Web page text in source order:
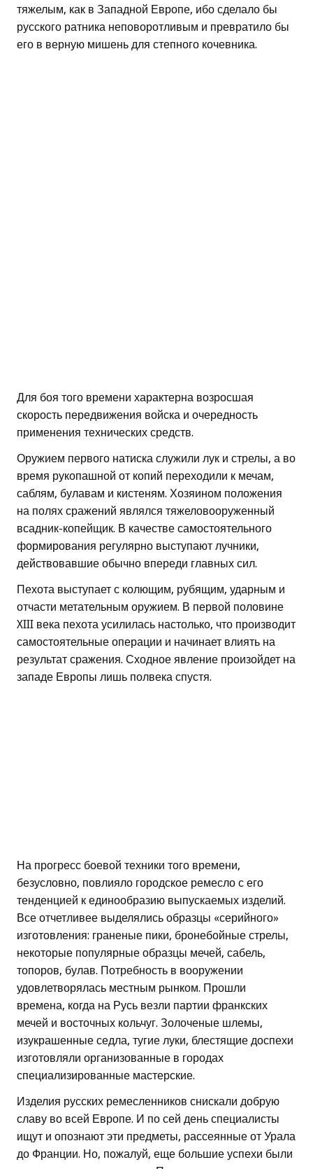
тяжелым, как в Западной Европе, ибо сделало бы
русского ратника неповоротливым и превратило бы
его в верную мишень для степного кочевника.
Для боя того времени характерна возросшая
скорость передвижения войска и очередность
применения технических средств.
Оружием первого натиска служили лук и стрелы, а во
время рукопашной от копий переходили к мечам,
саблям, булавам и кистеням. Хозяином положения
на полях сражений являлся тяжеловооруженный
всадник-копейщик. В качестве самостоятельного
формирования регулярно выступают лучники,
действовавшие обычно впереди главных сил.
Пехота выступает с колющим, рубящим, ударным и
отчасти метательным оружием. В первой половине
XIII века пехота усилилась настолько, что производит
самостоятельные операции и начинает влиять на
результат сражения. Сходное явление произойдет на
западе Европы лишь полвека спустя.
На прогресс боевой техники того времени,
безусловно, повлияло городское ремесло с его
тенденцией к единообразию выпускаемых изделий.
Все отчетливее выделялись образцы «серийного»
изготовления: граненые пики, бронебойные стрелы,
некоторые популярные образцы мечей, сабель,
топоров, булав. Потребность в вооружении
удовлетворялась местным рынком. Прошли
времена, когда на Русь везли партии франкских
мечей и восточных кольчуг. Золоченые шлемы,
изукрашенные седла, тугие луки, блестящие доспехи
изготовляли организованные в городах
специализированные мастерские.
Изделия русских ремесленников снискали добрую
славу во всей Европе. И по сей день специалисты
ищут и опознают эти предметы, рассеянные от Урала
до Франции. Но, пожалуй, еще большие успехи были